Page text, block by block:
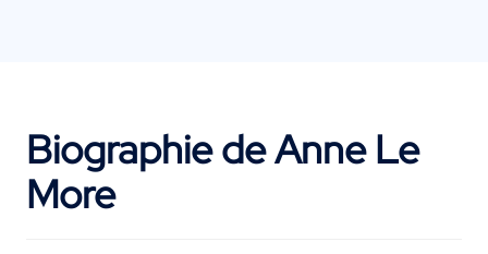
Biographie de Anne Le
More